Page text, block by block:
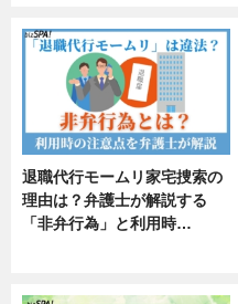
退職代行モームリ家宅捜索の
理由は？弁護士が解説する
「非弁行為」と利用時…